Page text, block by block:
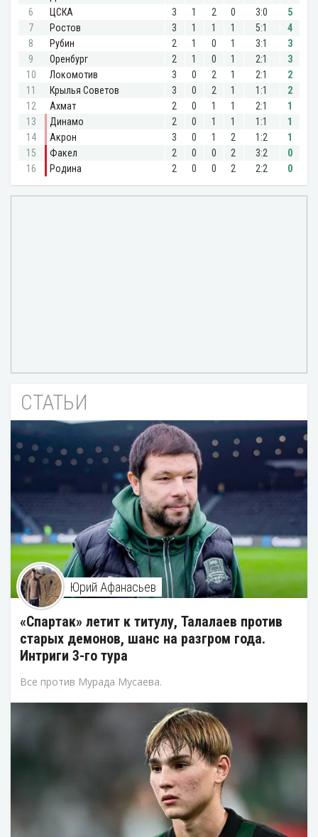
СТАТЬИ
Юрий Афанасьев
«Спартак» летит к титулу, Талалаев против
старых демонов, шанс на разгром года.
Интриги 3-го тура
Все против Мурада Мусаева.